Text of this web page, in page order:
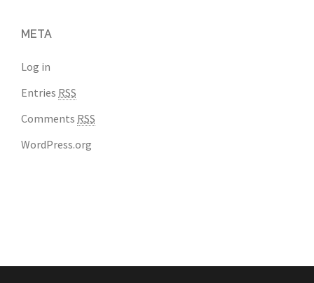
META
Log in
Entries RSS
Comments RSS
WordPress.org